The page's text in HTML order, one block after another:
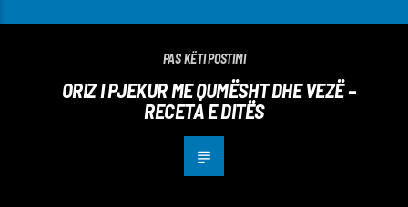
PAS KËTI POSTIMI
ORIZ I PJEKUR ME QUMËSHT DHE VEZË –
RECETA E DITËS